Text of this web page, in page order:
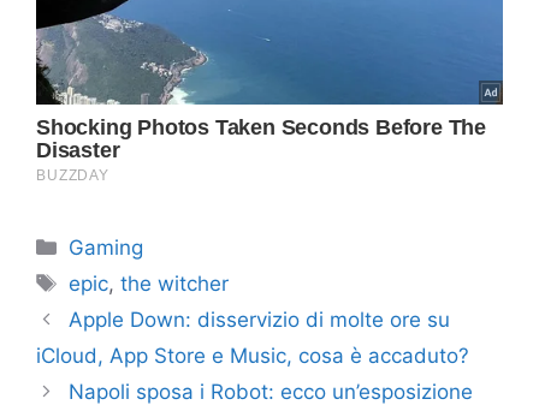
Categorie
Gaming
Tag
epic,the witcher
Apple Down: disservizio di molte ore su
iCloud, App Store e Music, cosa è accaduto?
Napoli sposa i Robot: ecco un’esposizione